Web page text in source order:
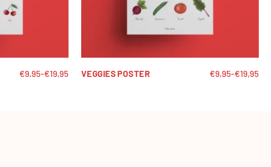
€9,95-€19,95 €9,95-€19,95
VEGGIES POSTER